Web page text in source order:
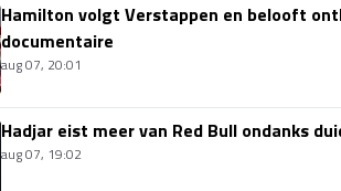
Hamilton volgt Verstappen en belooft
documentaire
aug 07, 20:01
Hadjar eist meer van Red Bull ondanks
aug 07, 19:02